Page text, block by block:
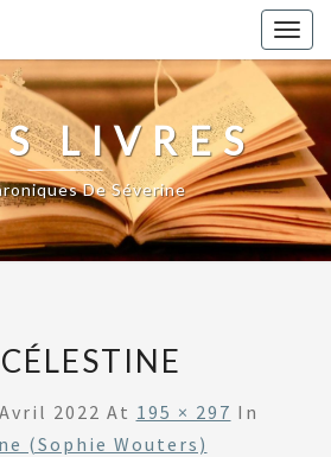
LIVRES
De Séverine
2022 At 195 × 297 In
(Sophie Wouters)